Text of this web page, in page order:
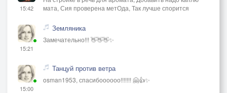
15:42
мата, Сия проверена метОда, Так лучше спорится
15:21
Земляника
Замечательно!!! 👋👋👋✨
15:00
Танцуй против ветра
osman1953, спасибоооооо!!!!!!! 🤗👍✨